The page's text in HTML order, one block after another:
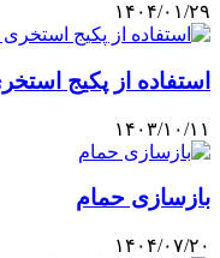
۱۴۰۴/۰۱/۲۹
استفاده از پکیج
۱۴۰۳/۱۰/۱۱
بازسازی حمام
۱۴۰۴/۰۷/۲۰